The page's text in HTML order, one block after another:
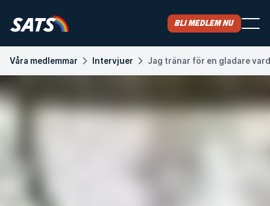
Bli medlem nu
Våra medlemmar Intervjuer Jag tränar för en gladare